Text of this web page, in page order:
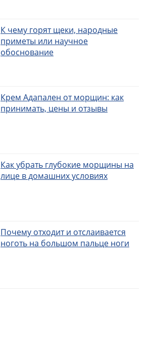
К чему горят щеки, народные
приметы или научное
обоснование
Крем Адапален от морщин: как
принимать, цены и отзывы
Как убрать глубокие морщины на
лице в домашних условиях
Почему отходит и отслаивается
ноготь на большом пальце ноги